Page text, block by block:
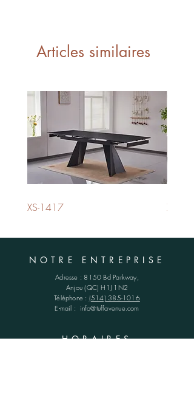
1 boite - 1 box
Articles similaires
XS-1417 XS-
NOTRE ENTREPRISE
Adresse : 8150 Bd Parkway,
Anjou (QC)H1J 1N2
Téléphone : (514) 385-1016
E-mail : info@tuffavenue.com
HORAIRES